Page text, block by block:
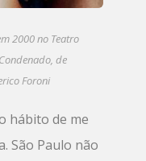
2000 no Teatro
, de
Foroni
hábito de me
São Paulo não